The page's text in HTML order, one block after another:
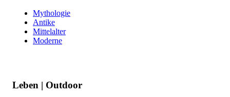
Mythologie
Antike
Mittelalter
Moderne
Leben | Outdoor